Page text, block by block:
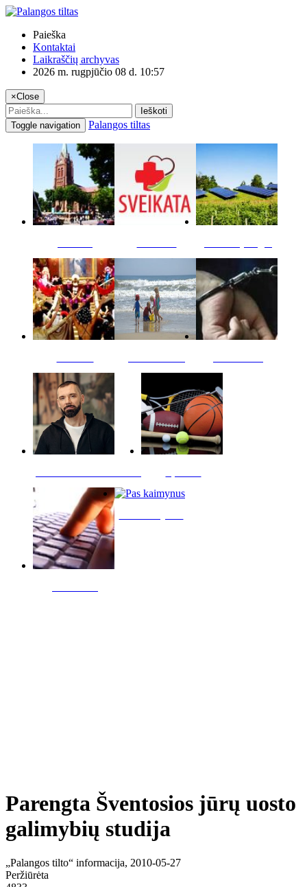
Paieška
Kontaktai
Laikraščių archyvas
2026 m. rugpjūčio 08 d. 10:57
×Close
Ieškoti
Toggle navigation
Palangos tiltas
Parengta Šventosios jūrų uosto
galimybių studija
„Palangos tilto“ informacija, 2010-05-27
Peržiūrėta